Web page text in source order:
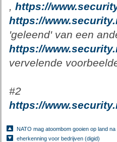
, https://
https://
'geleend' van een
https://
vervelende
#2
https://
NATO mag atoombom gooien op land na
eherkenning voor bedrijven (digid)